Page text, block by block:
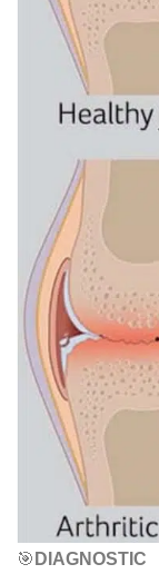
🎯 DIAGNOSTIC